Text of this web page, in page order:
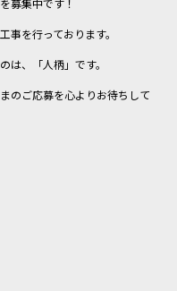
募集中です！
事を行っております。
は、「人柄」です。
のご応募を心よりお待ちして